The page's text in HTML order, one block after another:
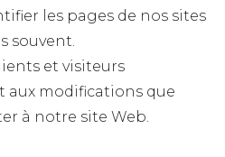
les pages de nos sites
souvent.
et visiteurs
aux modifications que
à notre site Web.